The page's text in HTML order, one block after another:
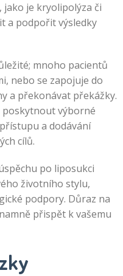
jako je kryolipolýza či
a podpořit výsledky
mnoho pacientů
nebo se zapojuje do
a překonávat překážky.
výborné
a dodávání
cílů.
po liposukci
životního stylu,
podpory. Důraz na
přispět k vašemu